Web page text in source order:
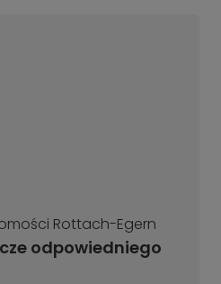
Rottach-Egern
odpowiedniego